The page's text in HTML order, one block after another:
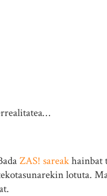
ZAS! sareakhainbat
lotuta.